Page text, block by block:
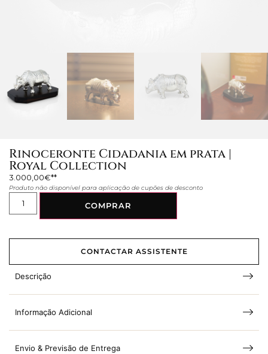
Rinoceronte Cidadania em prata |
Royal Collection
3.000,00€
Produto não disponível para aplicação de cupões de desconto
COMPRAR
CONTACTAR ASSISTENTE
Descrição
Informação Adicional
Envio & Previsão de Entrega